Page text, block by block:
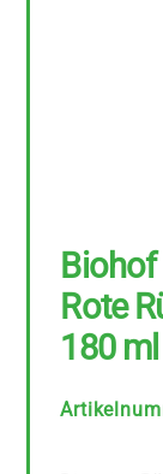
Biohof
Rote
180 ml